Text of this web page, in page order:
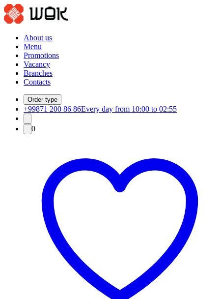
About us
Menu
Promotions
Vacancy
Branches
Contacts
Order type
+99871 200 86 86Every day from 10:00 to 02:55
0